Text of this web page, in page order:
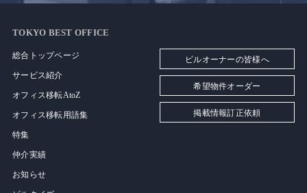
TOKYO BEST OFFICE
総合トップページ
サービス紹介
オフィス移転AtoZ
オフィス移転用語集
特集
仲介実績
お知らせ
ビルオーナーの皆様へ
希望物件オーダー
掲載情報訂正依頼